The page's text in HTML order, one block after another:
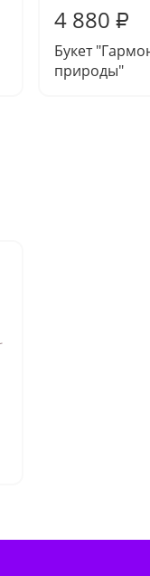
4 880 ₽
Букет
природы"